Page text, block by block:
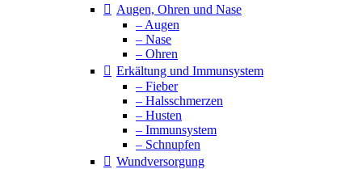
Augen, Ohren und Nase
– Augen
– Nase
– Ohren
Erkältung und Immunsystem
– Fieber
– Halsschmerzen
– Husten
– Immunsystem
– Schnupfen
Wundversorgung